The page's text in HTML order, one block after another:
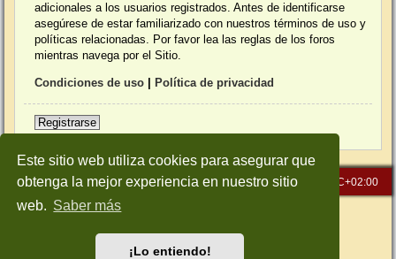
Este sitio web utiliza cookies para asegurar que
obtenga la mejor experiencia en nuestro sitio
web. Saber más
¡Lo entiendo!
adicionales a los usuarios registrados. Antes de identificarse
asegúrese de estar familiarizado con nuestros términos de uso y
políticas relacionadas. Por favor lea las reglas de los foros
mientras navega por el Sitio.
Condiciones de uso Política de privacidad
Registrarse
Inicio Índice general Todos los horarios son UTC+02:00
Desarrollado porphpBB